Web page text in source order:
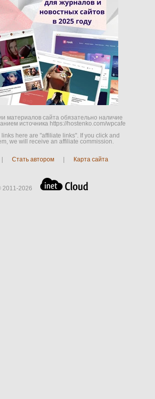
материалов сайта обязательно наличие
источника https://hostenko.com/wpcafe
here are "affiliate links". If you click and
we will receive an affiliate commission.
| Стать автором | Карта сайта
2011-2026